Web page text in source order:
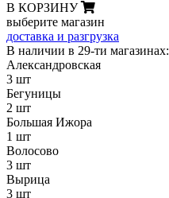
В КОРЗИНУ
выберите магазин
доставка и разгрузка
В наличии в 29-ти магазинах:
Александровская
3 шт
Бегуницы
2 шт
Большая Ижора
1 шт
Волосово
3 шт
Вырица
3 шт